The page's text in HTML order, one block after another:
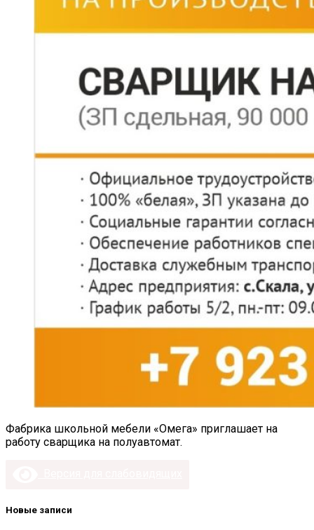
Фабрика школьной мебели «Омега» приглашает на
работу сварщика на полуавтомат.
Новые записи